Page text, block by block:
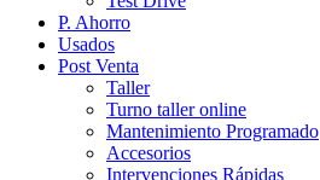
P. Ahorro
Usados
Post Venta
Taller
Turno taller online
Mantenimiento Programado
Accesorios
Intervenciones Rápidas